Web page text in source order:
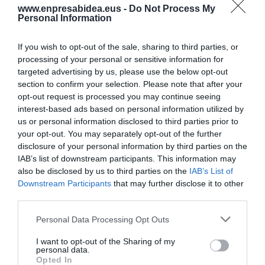
www.enpresabidea.eus - Do Not Process My
Personal Information
If you wish to opt-out of the sale, sharing to third parties, or
processing of your personal or sensitive information for
targeted advertising by us, please use the below opt-out
section to confirm your selection. Please note that after your
opt-out request is processed you may continue seeing
interest-based ads based on personal information utilized by
us or personal information disclosed to third parties prior to
your opt-out. You may separately opt-out of the further
disclosure of your personal information by third parties on the
IAB’s list of downstream participants. This information may
also be disclosed by us to third parties on the IAB’s List of
Downstream Participants that may further disclose it to other
Personal Data Processing Opt Outs
I want to opt-out of the Sharing of my
personal data.
Opted In
besterik ez genuen"
2023ko martxoaren 6a
Aurrekoa 1 Hurrengoa
IRAKURRIENAK
KIROLA
ezagutuko nau jendeak, baina kirolaritzat
daukat neure burua"